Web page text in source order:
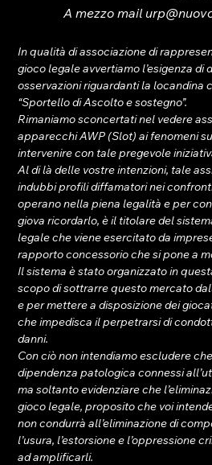
A mezzo mail
In qualità di associazione di
gioco legale avvertiamo l’esigenza di
osservazioni riguardanti la locandina
“Sportello di Ascolto e sostegno”.
Rimaniamo sconcertati nel vedere
apparecchi AWP (Slot) ai fenomeni
intervenire con tale pregevole
Al di là delle vostre intenzioni, tale
indubbi profili diffamatori nei
operano nella piena legalità e per
giova ricordarlo, è il titolare del
legale che viene esercitato da
rapporto concessorio che si pone a
Il sistema è stato organizzato in
scopo di sottrarre questo mercato
e per mettere a disposizione dei
che impedisca il perpetrarsi di
danni.
Con ciò non intendiamo escludere
dipendenza patologica connessi
ma soltanto evidenziare che
gioco legale, proposito che voi
non condurrà all’eliminazione di
l’usura, l’estorsione e l’oppressione
ad amplificarli.